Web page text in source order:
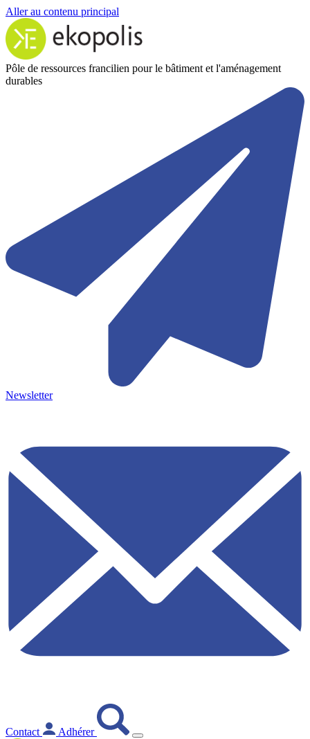
Aller au contenu principal
Pôle de ressources francilien pour le bâtiment et l'aménagement
durables
Newsletter
Contact Adhérer